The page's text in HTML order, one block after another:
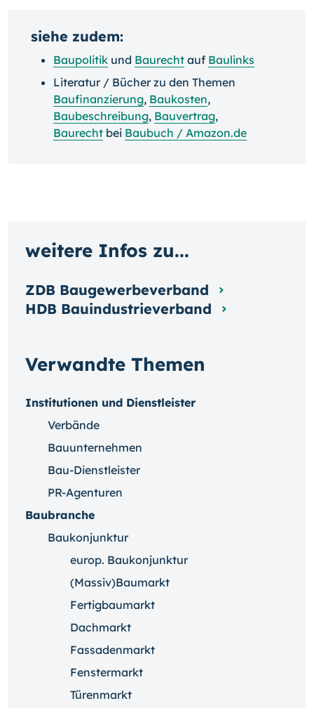
siehe zudem:
Baupolitik und Baurecht auf Baulinks
Literatur / Bücher zu den Themen
Baufinanzierung, Baukosten,
Baubeschreibung, Bauvertrag,
Baurecht bei Baubuch / Amazon.de
Verwandte Themen
Institutionen und Dienstleister
Verbände
Bauunternehmen
Bau-Dienstleister
PR-Agenturen
Baubranche
Baukonjunktur
europ. Baukonjunktur
(Massiv)Baumarkt
Fertigbaumarkt
Dachmarkt
Fassadenmarkt
Fenstermarkt
Türenmarkt
weitere Infos zu...
ZDB Baugewerbeverband
HDB Bauindustrieverband